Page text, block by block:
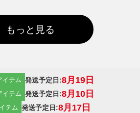
もっと見る
イテム 発送予定日:8月19日
イテム 発送予定日:8月10日
テム 発送予定日:8月17日